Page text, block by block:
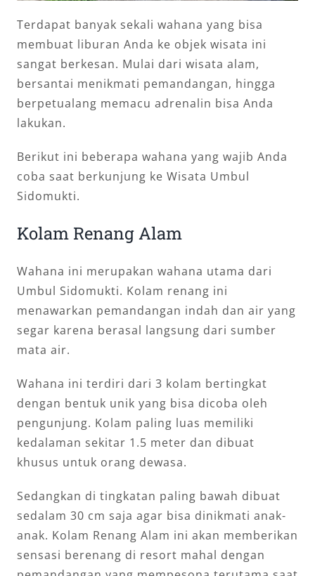
Terdapat banyak sekali wahana yang bisa
membuat liburan Anda ke objek wisata ini
sangat berkesan. Mulai dari wisata alam,
bersantai menikmati pemandangan, hingga
berpetualang memacu adrenalin bisa Anda
lakukan.
Berikut ini beberapa wahana yang wajib Anda
coba saat berkunjung ke Wisata Umbul
Sidomukti.
Kolam Renang Alam
Wahana ini merupakan wahana utama dari
Umbul Sidomukti. Kolam renang ini
menawarkan pemandangan indah dan air yang
segar karena berasal langsung dari sumber
mata air.
Wahana ini terdiri dari 3 kolam bertingkat
dengan bentuk unik yang bisa dicoba oleh
pengunjung. Kolam paling luas memiliki
kedalaman sekitar 1.5 meter dan dibuat
khusus untuk orang dewasa.
Sedangkan di tingkatan paling bawah dibuat
sedalam 30 cm saja agar bisa dinikmati anak-
anak. Kolam Renang Alam ini akan memberikan
sensasi berenang di resort mahal dengan